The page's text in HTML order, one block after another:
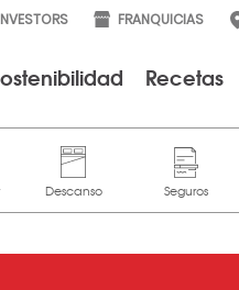
FRANQUICIAS
Recetas